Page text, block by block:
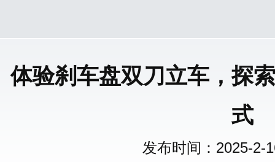
体验刹车盘双刀立车，探
式
发布时间：2025-2-